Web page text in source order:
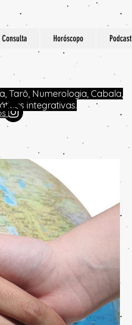
Horóscopo Podcast
Tarô, Numerologia, Cabala,
integrativas.